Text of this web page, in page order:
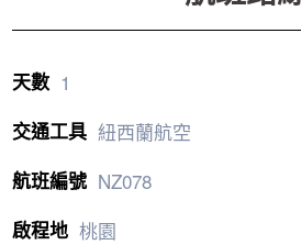
1
紐西蘭航空
NZ078
桃園